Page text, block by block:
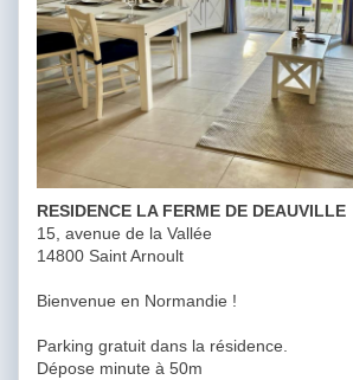
RESIDENCE LA FERME DE
15, avenue de la Vallée
14800 Saint Arnoult
Bienvenue en Normandie !
Parking gratuit dans la résidence.
Dépose minute à 50m